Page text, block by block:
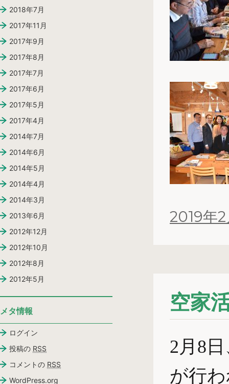
投
稿
2019年
空家
2月8
が行
2018年7月
2017年11月
2017年9月
2017年8月
2017年7月
2017年6月
2017年5月
2017年4月
2014年7月
2014年6月
2014年5月
2014年4月
2014年3月
2013年6月
2012年12月
2012年10月
2012年8月
2012年5月
メタ情報
ログイン
投稿の RSS
コメントの RSS
WordPress.org